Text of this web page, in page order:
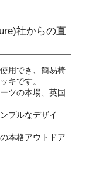
社からの直
用でき、簡易椅
キです。
ツの本場、英国
プルなデザイ
本格アウトドア